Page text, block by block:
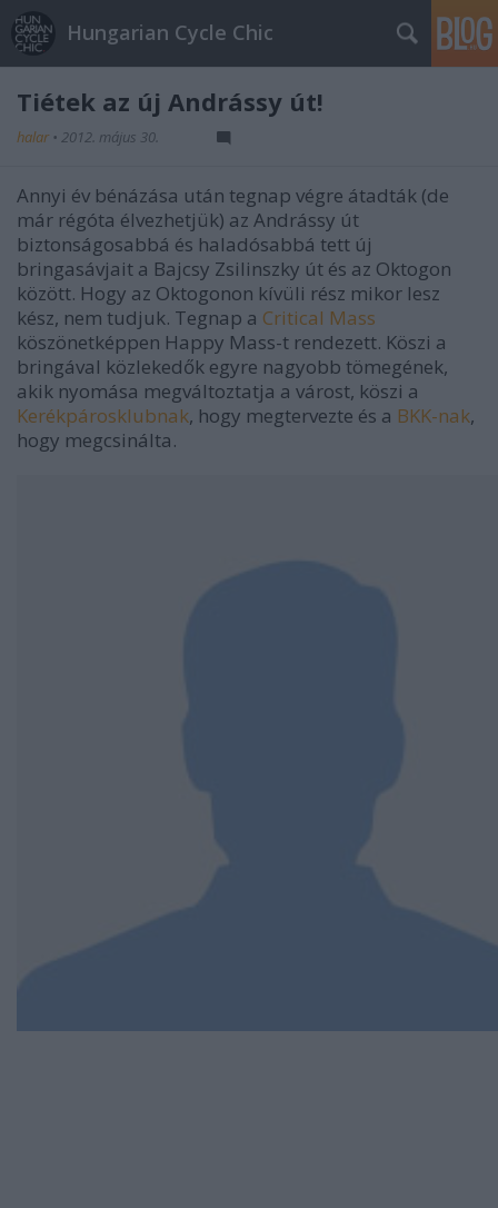
Hungarian Cycle Chic
Tiétek az új Andrássy út!
halar • 2012. május 30.
Annyi év bénázása után tegnap végre átadták (de
már régóta élvezhetjük) az Andrássy út
biztonságosabbá és haladósabbá tett új
bringasávjait a Bajcsy Zsilinszky út és az Oktogon
között. Hogy az Oktogonon kívüli rész mikor lesz
kész, nem tudjuk. Tegnap a Critical Mass
köszönetképpen Happy Mass-t rendezett. Köszi a
bringával közlekedők egyre nagyobb tömegének,
akik nyomása megváltoztatja a várost, köszi a
Kerékpárosklubnak, hogy megtervezte és a BKK-nak,
hogy megcsinálta.